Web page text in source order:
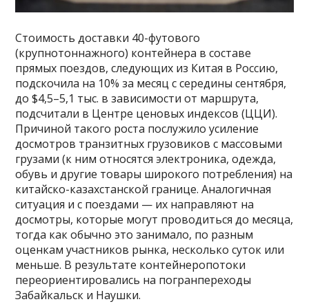
Стоимость доставки 40-футового
(крупнотоннажного) контейнера в составе
прямых поездов, следующих из Китая в Россию,
подскочила на 10% за месяц с середины сентября,
до $4,5–5,1 тыс. в зависимости от маршрута,
подсчитали в Центре ценовых индексов (ЦЦИ).
Причиной такого роста послужило усиление
досмотров транзитных грузовиков с массовыми
грузами (к ним относятся электроника, одежда,
обувь и другие товары широкого потребления) на
китайско-казахстанской границе. Аналогичная
ситуация и с поездами — их направляют на
досмотры, которые могут проводиться до месяца,
тогда как обычно это занимало, по разным
оценкам участников рынка, несколько суток или
меньше. В результате контейнеропотоки
переориентировались на погранпереходы
Забайкальск и Наушки.